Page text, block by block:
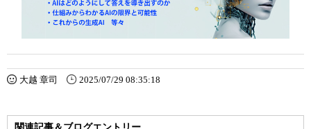
大越 章司 2025/07/29 08:35:18